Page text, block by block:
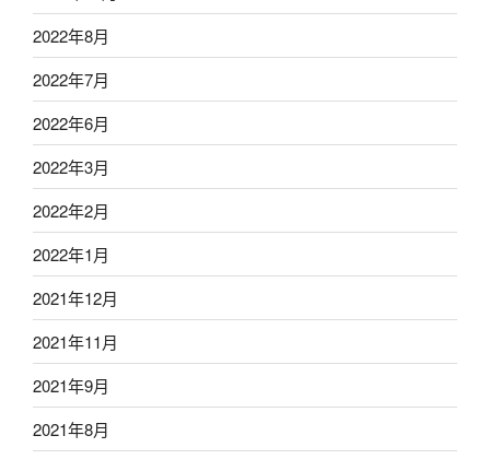
2022年8月
2022年7月
2022年6月
2022年3月
2022年2月
2022年1月
2021年12月
2021年11月
2021年9月
2021年8月